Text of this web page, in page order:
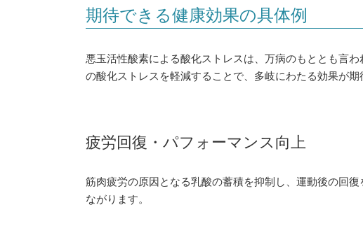
期待できる健康効果の具体例
悪玉活性酸素による酸化ストレスは、万病のもととも言
の酸化ストレスを軽減することで、多岐にわたる効果が期
疲労回復・パフォーマンス向上
筋肉疲労の原因となる乳酸の蓄積を抑制し、運動後の回
ながります。